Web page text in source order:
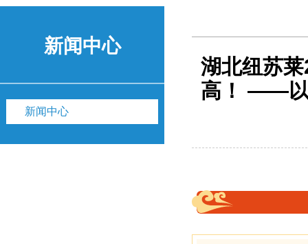
新闻中心
新闻中心
湖北纽苏
高！ ——以